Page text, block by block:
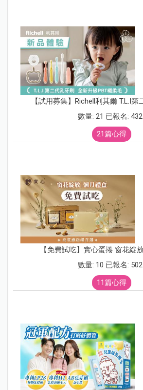
【試用募集】Richell利其爾 T.L.I第
數量: 21 已報名: 432
21篇心得
【免費試吃】實心蛋捲 窗花綻
數量: 10 已報名: 502
11篇心得